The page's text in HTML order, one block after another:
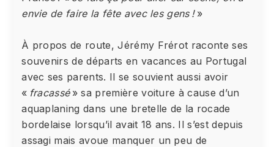
envie de faire la fête avec les gens !»
À propos de route, Jérémy Frérot raconte ses
souvenirs de départs en vacances au Portugal
avec ses parents. Il se souvient aussi avoir
« fracassé» sa première voiture à cause d’un
aquaplaning dans une bretelle de la rocade
bordelaise lorsqu’il avait 18 ans. Il s’est depuis
assagi mais avoue manquer un peu de